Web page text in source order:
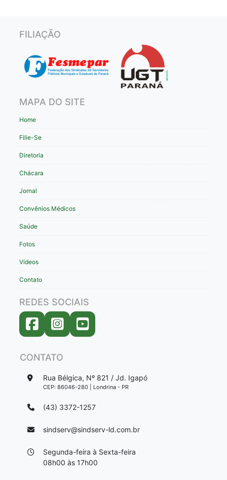
FILIAÇÃO
MAPA DO SITE
Home
Filie-Se
Diretoria
Chácara
Jornal
Convênios Médicos
Saúde
Fotos
Vídeos
Contato
REDES SOCIAIS
CONTATO
Rua Bélgica, Nº 821 / Jd. Igapó
CEP: 86046-280 | Londrina - PR
(43) 3372-1257
sindserv@sindserv-ld.com.br
Segunda-feira à Sexta-feira
08h00 às 17h00